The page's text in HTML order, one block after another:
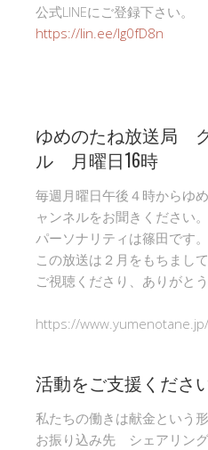
公式LINEにご登録下さい。
https://lin.ee/Ig0fD8n
ゆめのたね放送局
ル 月曜日16時
毎週月曜日午後４時からゆ
ャンネルをお聞きください。
パーソナリティは篠田です。
この放送は２月をもちまし
ご視聴くださり、ありがと
https://
活動をご支援くださ
私たちの働きは献金という
お振り込み先 シェアリン